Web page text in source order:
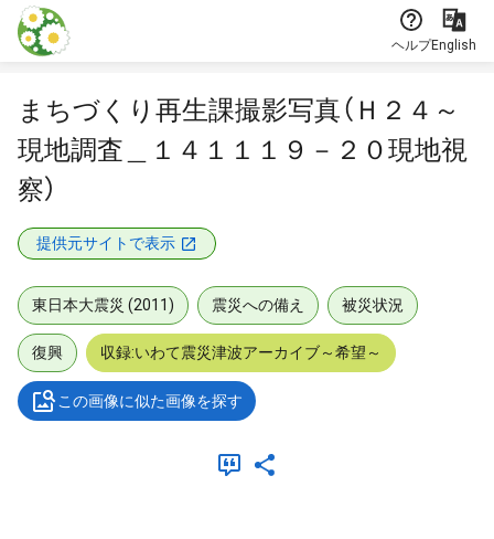
本文に飛ぶ
ヘルプEnglish
まちづくり再生課撮影写真（Ｈ２４～
現地調査＿１４１１１９－２０現地視
察）
提供元サイトで表示
東日本大震災 (2011) 震災への備え 被災状況
復興 収録:いわて震災津波アーカイブ～希望～
この画像に似た画像を探す